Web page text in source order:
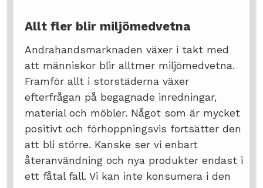
Allt fler blir miljömedvetna
Andrahandsmarknaden växer i takt med
att människor blir alltmer miljömedvetna.
Framför allt i storstäderna växer
efterfrågan på begagnade inredningar,
material och möbler. Något som är mycket
positivt och förhoppningsvis fortsätter den
att bli större. Kanske ser vi enbart
återanvändning och nya produkter endast i
ett fåtal fall. Vi kan inte konsumera i den